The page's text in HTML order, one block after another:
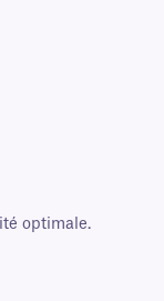
optimale.